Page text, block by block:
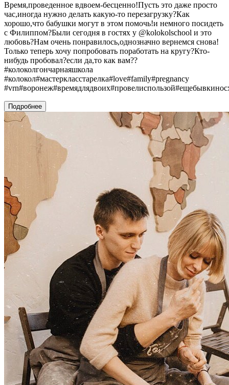
Время,проведенное вдвоем-бесценно!Пусть это даже просто
час,иногда нужно делать какую-то перезагрузку?Как
хорошо,что бабушки могут в этом помочь!и немного посидеть
с Филиппом?Были сегодня в гостях у @kolokolschool и это
любовь?Нам очень понравилось,однозначно вернемся снова!
Только теперь хочу попробовать поработать на кругу?Кто-
нибудь пробовал?если да,то как вам??
#колоколгончарнаяшкола
#колокол#мастеркласстарелка#love#family#pregnancy
Подробнее